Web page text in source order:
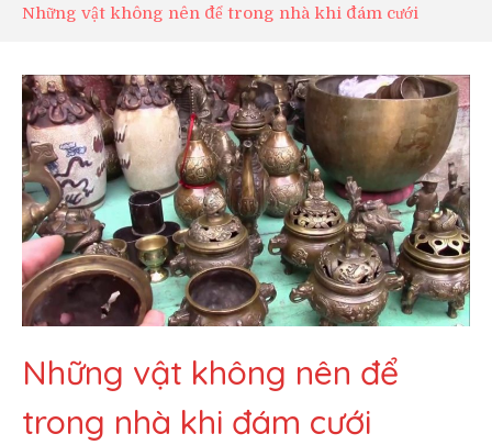
Những vật không nên để trong nhà khi đám cưới
Những vật không nên để
trong nhà khi đám cưới